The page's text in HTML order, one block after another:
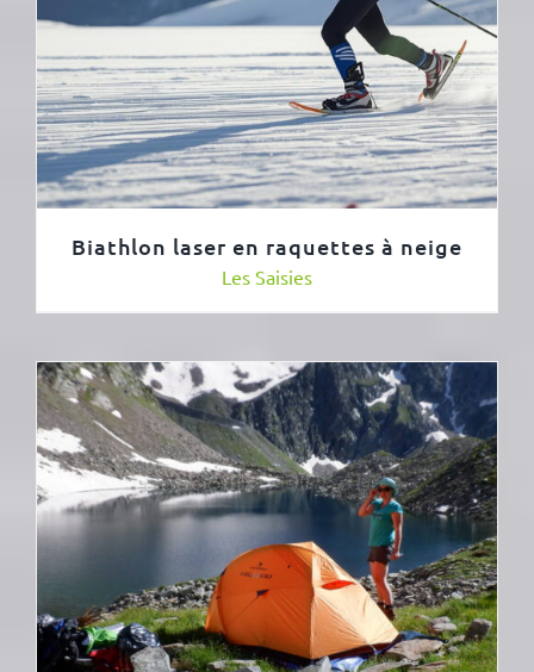
Biathlon laser en raquettes à neige
Les Saisies